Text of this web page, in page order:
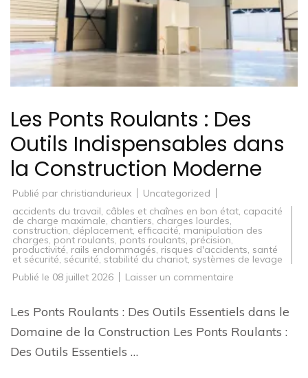
Les Ponts Roulants : Des
Outils Indispensables dans
la Construction Moderne
Publié par christiandurieux
Uncategorized
accidents du travail, câbles et chaînes en bon état, capacité
de charge maximale, chantiers, charges lourdes,
construction, déplacement, efficacité, manipulation des
charges, pont roulants, ponts roulants, précision,
productivité, rails endommagés, risques d'accidents, santé
et sécurité, sécurité, stabilité du chariot, systèmes de levage
Publié le 08 juillet 2026 Laisser un commentaire
Roulants
:
Outils
Les Ponts Roulants : Des Outils Essentiels dans le
Domaine de la Construction Les Ponts Roulants :
Des Outils Essentiels …